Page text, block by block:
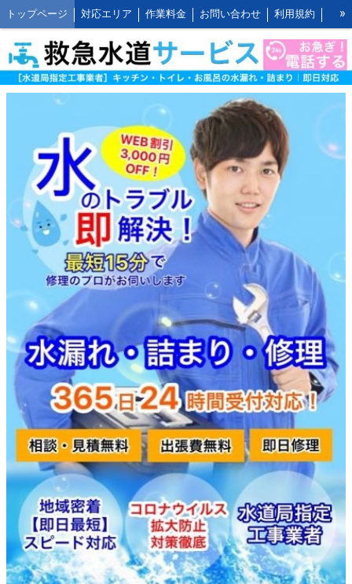
トップページ 対応エリア 作業料金 お問い合わせ 利用規約
水道修理の作業報告 水道修理の施工事例 よくあるご質問 FAQ
救水の水道修理ブログ お客様の声とご感想 WEB割引ご利用方法
公式LINEアカウント キッチンの作業料金
トイレの作業料金 お風呂の作業料金 洗面所の作業料金
屋外の作業料金
»